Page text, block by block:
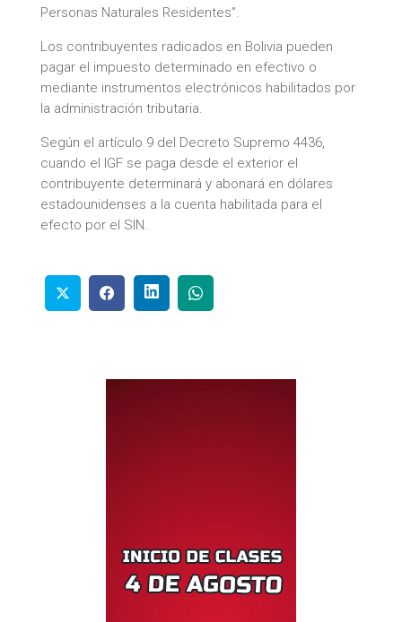
Personas Naturales Residentes”.
Los contribuyentes radicados en Bolivia pueden
pagar el impuesto determinado en efectivo o
mediante instrumentos electrónicos habilitados por
la administración tributaria.
Según el artículo 9 del Decreto Supremo 4436,
cuando el IGF se paga desde el exterior el
contribuyente determinará y abonará en dólares
estadounidenses a la cuenta habilitada para el
efecto por el SIN.